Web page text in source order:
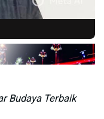
Budaya Terbaik